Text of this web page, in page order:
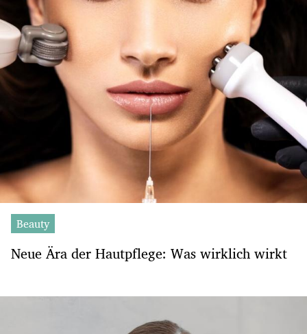
Beauty
Neue Ära der Hautpflege: Was wirklich wirkt